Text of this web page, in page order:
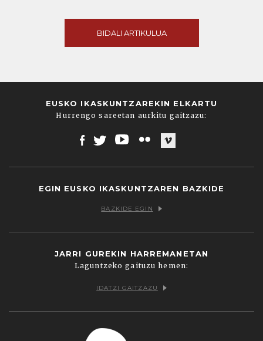
BIDALI ARTIKULUA
EUSKO IKASKUNTZAREKIN ELKARTU
Hurrengo sareetan aurkitu gaitzazu:
EGIN EUSKO IKASKUNTZAREN BAZKIDE
BAZKIDE EGIN
JARRI GUREKIN HARREMANETAN
Laguntzeko gaituzu hemen:
IDATZI GAITZAZU